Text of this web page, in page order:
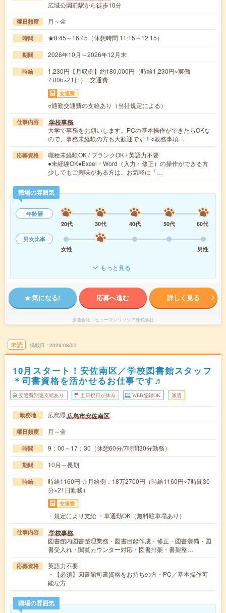
広域公園前駅から徒歩10分
曜日頻度 月～金
時間 ★8:45～16:45（休憩時間 11:15～12:15）
期間 2026年10月～2026年12月末
時給
1,230円【月収例】約180,000円（時給1,230円×実働
7.00h×21日）+交通費
交通費
○通勤交通費の支給あり（当社規定による）
仕事内容 学校事務
大学で事務をお願いします。PCの基本操作ができたらOKな
ので、事務未経験の方も大歓迎です！○教務事項…
応募資格
職種未経験OK / ブランクOK / 英語力不要
●未経験OK●Excel・Word（入力・修正）の操作ができる方
少しでもご興味がある方は、お気軽に「…
職場の雰囲気
年齢層
20代
30代 40代 50代
60代
男女比率
女性
男性
もっと見る
気になる! 応募へ進む 詳しく見る
派遣会社 ヒューマンリソシア株式会社
未読 掲載日 2026/08/03
10月スタート！安佐南区／学校図書館スタッフ
＊司書資格を活かせるお仕事です♬
交通費別途支給あり 土日祝日が休み WEB登録OK 派遣
勤務地 広島県広島市安佐南区
曜日頻度 月～金
時間 9：00～17：30（休憩60分/7時間30分勤務）
期間 10月～長期
時給
時給1160円 ☆月給例：18万2700円（時給1160円×7時間30
分×21日勤務）
交通費
・規定により支給 ・車通勤OK（無料駐車場あり）
仕事内容 学校事務
図書館内図書整理業務・図書目録作成・修正・図書装備・図
書受入れ・閲覧カウンター対応・図書排架・書架整…
応募資格
英語力不要
・【必須】図書館司書資格をお持ちの方・PC／基本操作可
能な方
職場の雰囲気